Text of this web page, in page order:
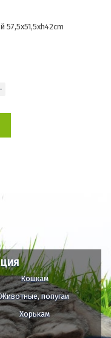
57,5x51,5xh42cm
Кошкам
Животные, попугаи
Хорькам